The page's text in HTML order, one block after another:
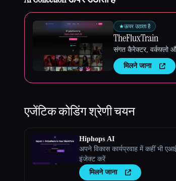
★ऊपर उठाता है
TheFluxTrain
संगत कैरेक्टर, वर्कफ़्लो
मिलने जाना
एजेंटिक कोडिंगश्रेणी चयन
Hiphops AI
अपने विकास कार्यप्रवाह में कहीं भी
इंजेक्ट करें
मिलने जाना